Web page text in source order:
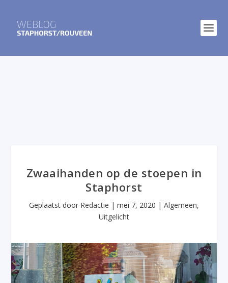
Zwaaihanden op de stoepen in
Staphorst
Geplaatst door Redactie | mei 7, 2020 | Algemeen,
Uitgelicht